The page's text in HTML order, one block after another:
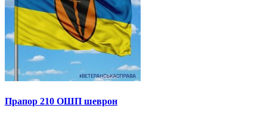
Прапор 210 ОШП шеврон